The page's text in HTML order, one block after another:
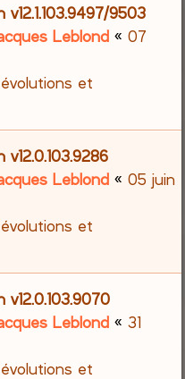
9503
Leblond «07
et
Leblond «05 juin
et
Leblond «31
et